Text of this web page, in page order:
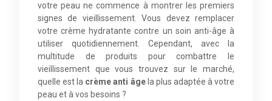
votre peau ne commence à montrer les premiers
signes de vieillissement. Vous devez remplacer
votre crème hydratante contre un soin anti-âge à
utiliser quotidiennement. Cependant, avec la
multitude de produits pour combattre le
vieillissement que vous trouvez sur le marché,
quelle est la crème anti âgela plus adaptée à votre
peau et à vos besoins ?